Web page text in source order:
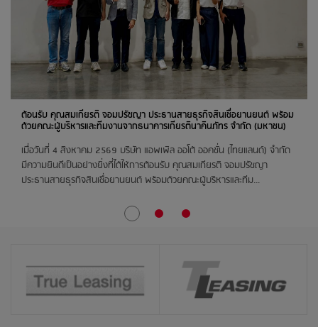
สิงหาคม 2569
ห้างไทวัสดุ เชียงใหม่
ติวานนท์
26สิงหาคม 2569
สต๊อกแอพเพิล นครราชสีมา
ติวานนท์
สต๊อกแอพเพิล อุดรธานี
สต๊อกแอพเพิล นครปฐม
ต้อนรับ คุณสมเกียรติ จอมปรัชญา ประธานสายธุรกิจสินเชื่อยานยนต์ พร้อม
ด้วยคณะผู้บริหารและทีมงานจากธนาคารเกียรตินาคินภัทร จำกัด (มหาชน)
เมื่อวันที่ 4 สิงหาคม 2569 บริษัท แอพเพิล ออโต้ ออคชั่น (ไทยแลนด์) จำกัด
มีความยินดีเป็นอย่างยิ่งที่ได้ให้การต้อนรับ คุณสมเกียรติ จอมปรัชญา
ประธานสายธุรกิจสินเชื่อยานยนต์ พร้อมด้วยคณะผู้บริหารและทีม...